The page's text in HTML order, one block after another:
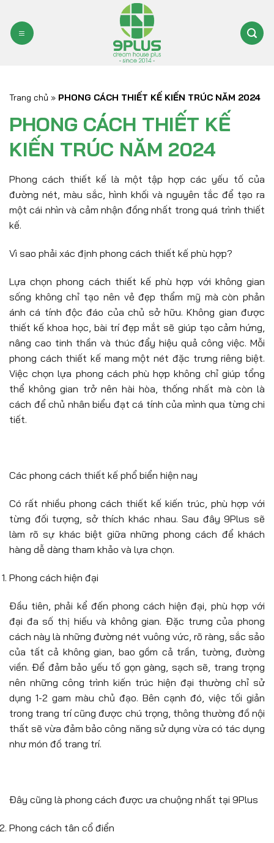
qua
nội
Trang chủ » PHONG CÁCH THIẾT KẾ KIẾN TRÚC NĂM 2024
PHONG CÁCH THIẾT KẾ
KIẾN TRÚC NĂM 2024
Phong cách thiết kế là một tập hợp các yếu tố của
đường nét, màu sắc, hình khối và nguyên tắc để tạo ra
một cái nhìn và cảm nhận đồng nhất trong quá trình thiết
kế.
Vì sao phải xác định phong cách thiết kế phù hợp?
Lựa chọn phong cách thiết kế phù hợp với không gian
sống không chỉ tạo nên vẻ đẹp thẩm mỹ mà còn phản
ánh cá tính độc đáo của chủ sở hữu. Không gian được
thiết kế khoa học, bài trí đẹp mắt sẽ giúp tạo cảm hứng,
nâng cao tinh thần và thúc đẩy hiệu quả công việc. Mỗi
phong cách thiết kế mang một nét đặc trưng riêng biệt.
Việc chọn lựa phong cách phù hợp không chỉ giúp tổng
thể không gian trở nên hài hòa, thống nhất mà còn là
cách để chủ nhân biểu đạt cá tính của mình qua từng chi
tiết.
Các phong cách thiết kế phổ biển hiện nay
Có rất nhiều phong cách thiết kế kiến trúc, phù hợp với
từng đối tượng, sở thích khác nhau. Sau đây 9Plus sẽ
làm rõ sự khác biệt giữa những phong cách để khách
hàng dễ dàng tham khảo và lựa chọn.
Phong cách hiện đại
Đầu tiên, phải kể đến phong cách hiện đại, phù hợp với
đại đa số thị hiếu và không gian. Đặc trưng của phong
cách này là những đường nét vuông vức, rõ ràng, sắc sảo
của tất cả không gian, bao gồm cả trần, tường, đường
viền. Để đảm bảo yếu tố gọn gàng, sạch sẽ, trang trọng
nên những công trình kiến trúc hiện đại thường chỉ sử
dụng 1-2 gam màu chủ đạo. Bên cạnh đó, việc tối giản
trong trang trí cũng được chú trọng, thông thường đồ nội
thất sẽ vừa đảm bảo công năng sử dụng vừa có tác dụng
như món đồ trang trí.
Đây cũng là phong cách được ưa chuộng nhất tại 9Plus
Phong cách tân cổ điển